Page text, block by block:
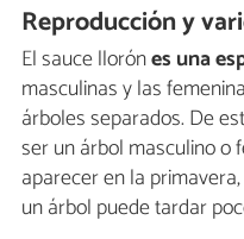
Reproducción y
El sauce llorónes una
masculinas y las
árboles separados. De
ser un árbol masculino o
aparecer en la
un árbol puede tardar